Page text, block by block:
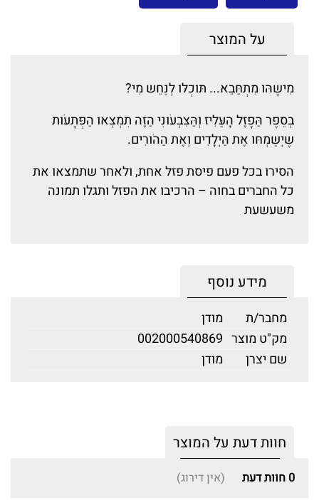
על המוצר
מִישֶהּו מִתְחַּבֵא... תּוכְלּו לְנַחֵש מִי?
בְסֵפֶר הַּפָזֶל הָעַּלִיז וְהַּצִבְעֹונִי הַזֶה תִמְצְאּו הַפְּתָעֹות
שֶּיְשַּמְחּו אֶת הַּיְלָדִים וְאֶת הַהֹורִים.
הסירו בכל פעם פיסת פזל אחת, ולאחר שתמצאו את
כל החברים בחוה – הרכיבו את הפזל ותגלו תמונה
משעשעת
מידע נוסף
מחבר/ת
מודן
מק"ט מוצר 002000540869
שם יצרן
מודן
חוות דעת על המוצר
0 חוות דעת (אין דירוג)